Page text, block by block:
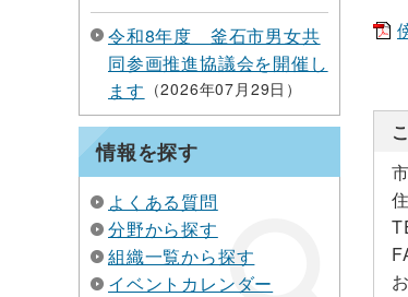
令和8年度 釜石市男女共
同参画推進協議会を開催し
ます
2026年07月29日
情報を探す
よくある質問
分野から探す
組織一覧から探す
イベントカレンダー